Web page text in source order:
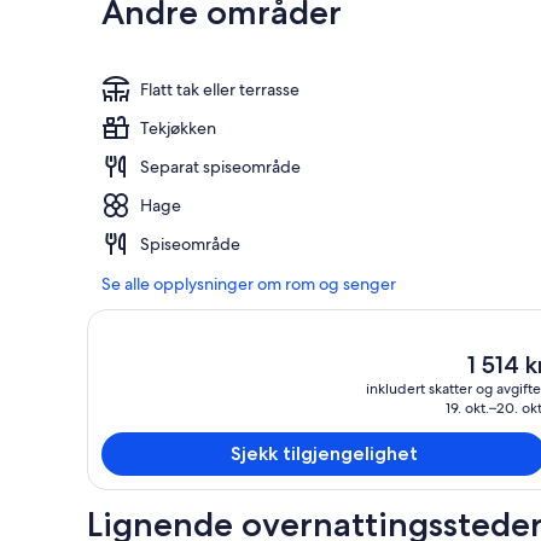
Andre områder
Flatt tak eller terrasse
Tekjøkken
Separat spiseområde
Hage
Spiseområde
Se alle opplysninger om rom og senger
Den
prisen
1 514
inkludert skatter og
19. okt.–20.
Sjekk tilgjengelighet
Lignende overnattingssteder